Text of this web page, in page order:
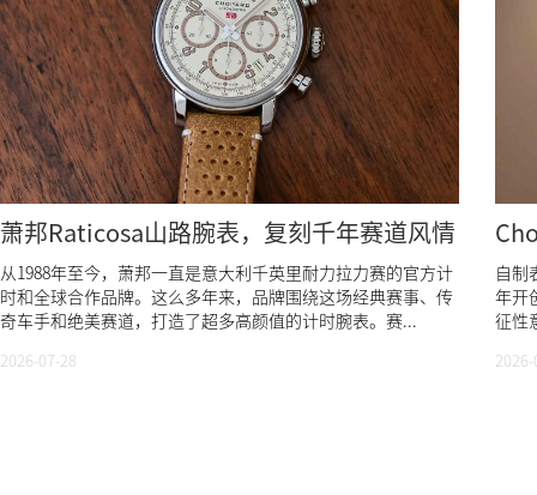
萧邦Raticosa山路腕表，复刻千年赛道风情
从1988年至今，萧邦一直是意大利千英里耐力拉力赛的官方计
时和全球合作品牌。这么多年来，品牌围绕这场经典赛事、传
奇车手和绝美赛道，打造了超多高颜值的计时腕表。赛...
2026-07-28
自制
年开
征性